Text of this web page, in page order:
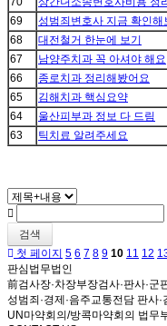
69
성범죄변호사 지금 확인해
68
대전철거 한눈에 보기
67
남양주치과 꼭 아셔야 해요
66
종로치과 정리해봤어요
65
김해치과 핵심요약
64
울산피부과 정보 다 드림
63
틱치료 알려주세요
검색
첫 페이지 5 6 7 8 9 10 11 12
판심법무법인
前검사장·차장부장검사·판사·군
성범죄·경제·음주교통전담 판사·
UN마약회의/방콕마약회의 법무